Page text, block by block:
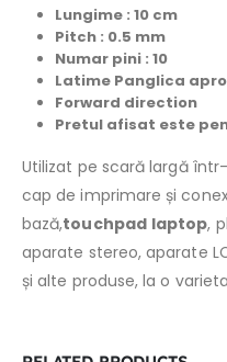
Lungime : 10cm
Pitch : 0.5 mm
Numar pini : 10
Latime Panglica
Forward direction
Pretul afisat este
Utilizat pe scară largă
cap de imprimare și
bază,touchpad laptop,
aparate stereo, aparate
și alte produse, la o